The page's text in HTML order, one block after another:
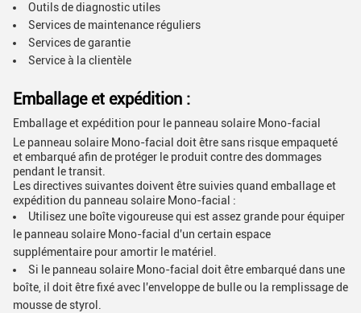
Outils de diagnostic utiles
Services de maintenance réguliers
Services de garantie
Service à la clientèle
Emballage et expédition :
Emballage et expédition pour le panneau solaire Mono-facial
Le panneau solaire Mono-facial doit être sans risque empaqueté
et embarqué afin de protéger le produit contre des dommages
pendant le transit.
Les directives suivantes doivent être suivies quand emballage et
expédition du panneau solaire Mono-facial :
Utilisez une boîte vigoureuse qui est assez grande pour équiper
le panneau solaire Mono-facial d'un certain espace
supplémentaire pour amortir le matériel.
Si le panneau solaire Mono-facial doit être embarqué dans une
boîte, il doit être fixé avec l'enveloppe de bulle ou la remplissage de
mousse de styrol.